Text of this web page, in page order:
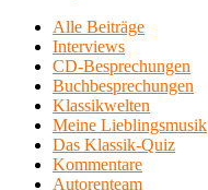
Alle Beiträge
Interviews
CD-Besprechungen
Buchbesprechungen
Klassikwelten
Meine Lieblingsmusik
Das Klassik-Quiz
Kommentare
Autorenteam